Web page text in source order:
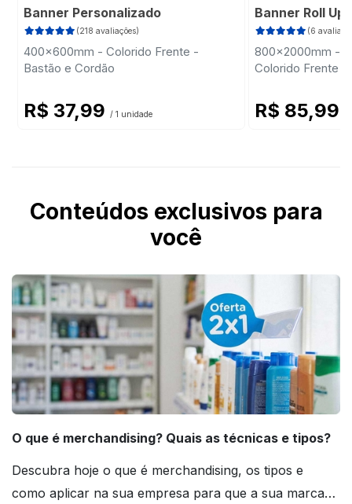
Banner Personalizado
(218 avaliações)
400x600mm - Colorido Frente -
Bastão e Cordão
R$ 37,99 / 1 unidade
Banner Roll Up
(6
800x2000mm -
Colorido Frente -
R$ 85,99
Conteúdos exclusivos para
você
O que é merchandising? Quais as técnicas e tipos?
Descubra hoje o que é merchandising, os tipos e
como aplicar na sua empresa para que a sua marca